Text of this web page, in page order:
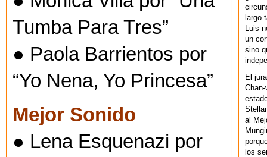
Tumba Para Tres”
● Paola Barrientos por
“Yo Nena, Yo Princesa”
Mejor Sonido
● Lena Esquenazi por
largo
Luis
un
sino
El
al
los